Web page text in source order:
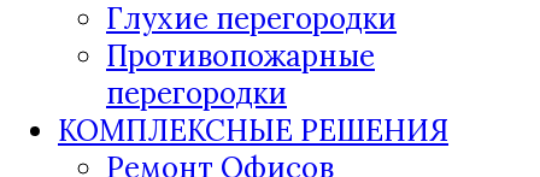
Глухие перегородки
Противопожарные
перегородки
КОМПЛЕКСНЫЕ РЕШЕНИЯ
Ремонт Офисов